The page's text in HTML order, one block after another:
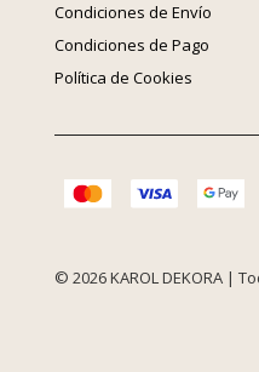
Condiciones de Envío
Condiciones de Pago
Política de Cookies
© 2026 KAROL DEKORA |